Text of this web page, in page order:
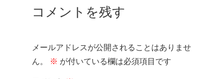
コメントを残す
メールアドレスが公開されることはありませ
ん。
※ が付いている欄は必須項目です